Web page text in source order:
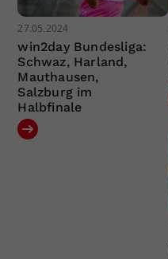
27.05.2024
win2day Bundesliga:
Schwaz, Harland,
Mauthausen,
Salzburg im
Halbfinale